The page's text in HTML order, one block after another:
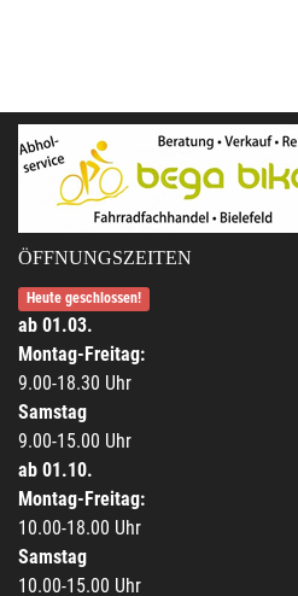
ÖFFNUNGSZEITEN
Heute geschlossen!
ab 01.03.
Montag-Freitag:
9.00-18.30 Uhr
Samstag
9.00-15.00 Uhr
ab 01.10.
Montag-Freitag:
10.00-18.00 Uhr
Samstag
10.00-15.00 Uhr